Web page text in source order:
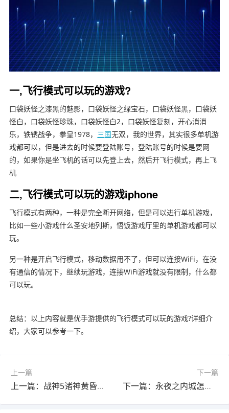
一,飞行模式可以玩的游戏?
口袋妖怪之漆黑的魅影，口袋妖怪之绿宝石，口袋妖怪黑，口袋妖
怪白，口袋妖怪珍珠，口袋妖怪白2，口袋妖怪复刻，开心消消
乐，铁锈战争，拳皇1978， 三国无双，我的世界，其实很多单机游
戏都可以，但是进去的时候要登陆账号，登陆账号的时候是要网
的，如果你是坐飞机的话可以先登上去，然后开飞行模式，再上飞
机
二,飞行模式可以玩的游戏iphone
飞行模式有两种，一种是完全断开网络，但是可以进行单机游戏，
比如一些小游戏什么圣安地列斯，悟饭游戏厅里的单机游戏都可以
玩。
另一种是开启飞行模式，移动数据用不了，但可以连接WiFi，在没
有通信的情况下，继续玩游戏，连接WiFi游戏就没有限制，什么都
可以玩。
总结：以上内容就是优手游提供的飞行模式可以玩的游戏?详细介
绍，大家可以参考一下。
上一篇
上一篇：战神5诸神黄昏最速?(战神5诸神黄昏最速通关攻略)
下一篇
下一篇：永夜之内城怎么过?(永夜之城贴吧)